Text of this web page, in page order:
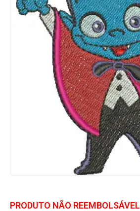
PRODUTO NÃO REEMBOLSÁVEL